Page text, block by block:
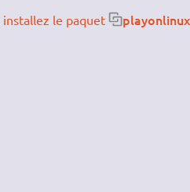
installez le paquet playonlinux